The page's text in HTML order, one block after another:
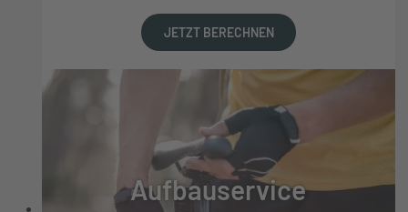
JETZT BERECHNEN
Aufbauservice